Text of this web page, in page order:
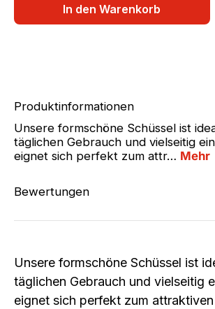
In den Warenkorb
Produktinformationen
Unsere formschöne Schüssel ist
täglichen Gebrauch und vielseitig
eignet sich perfekt zum attr… Mehr
Bewertungen
Unsere formschöne Schüssel ist
täglichen Gebrauch und vielseitig
eignet sich perfekt zum